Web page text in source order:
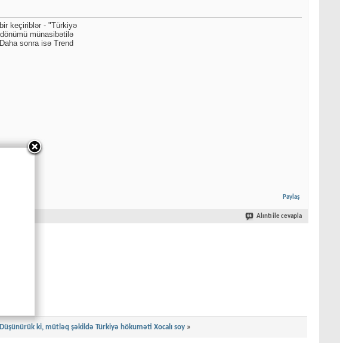
keçiriblər - "Türkiyə
münasibətilə
sonra isə Trend
Paylaş
Alıntı ile cevapla
ki, mütləq şəkildə Türkiyə hökuməti Xocalı soy »